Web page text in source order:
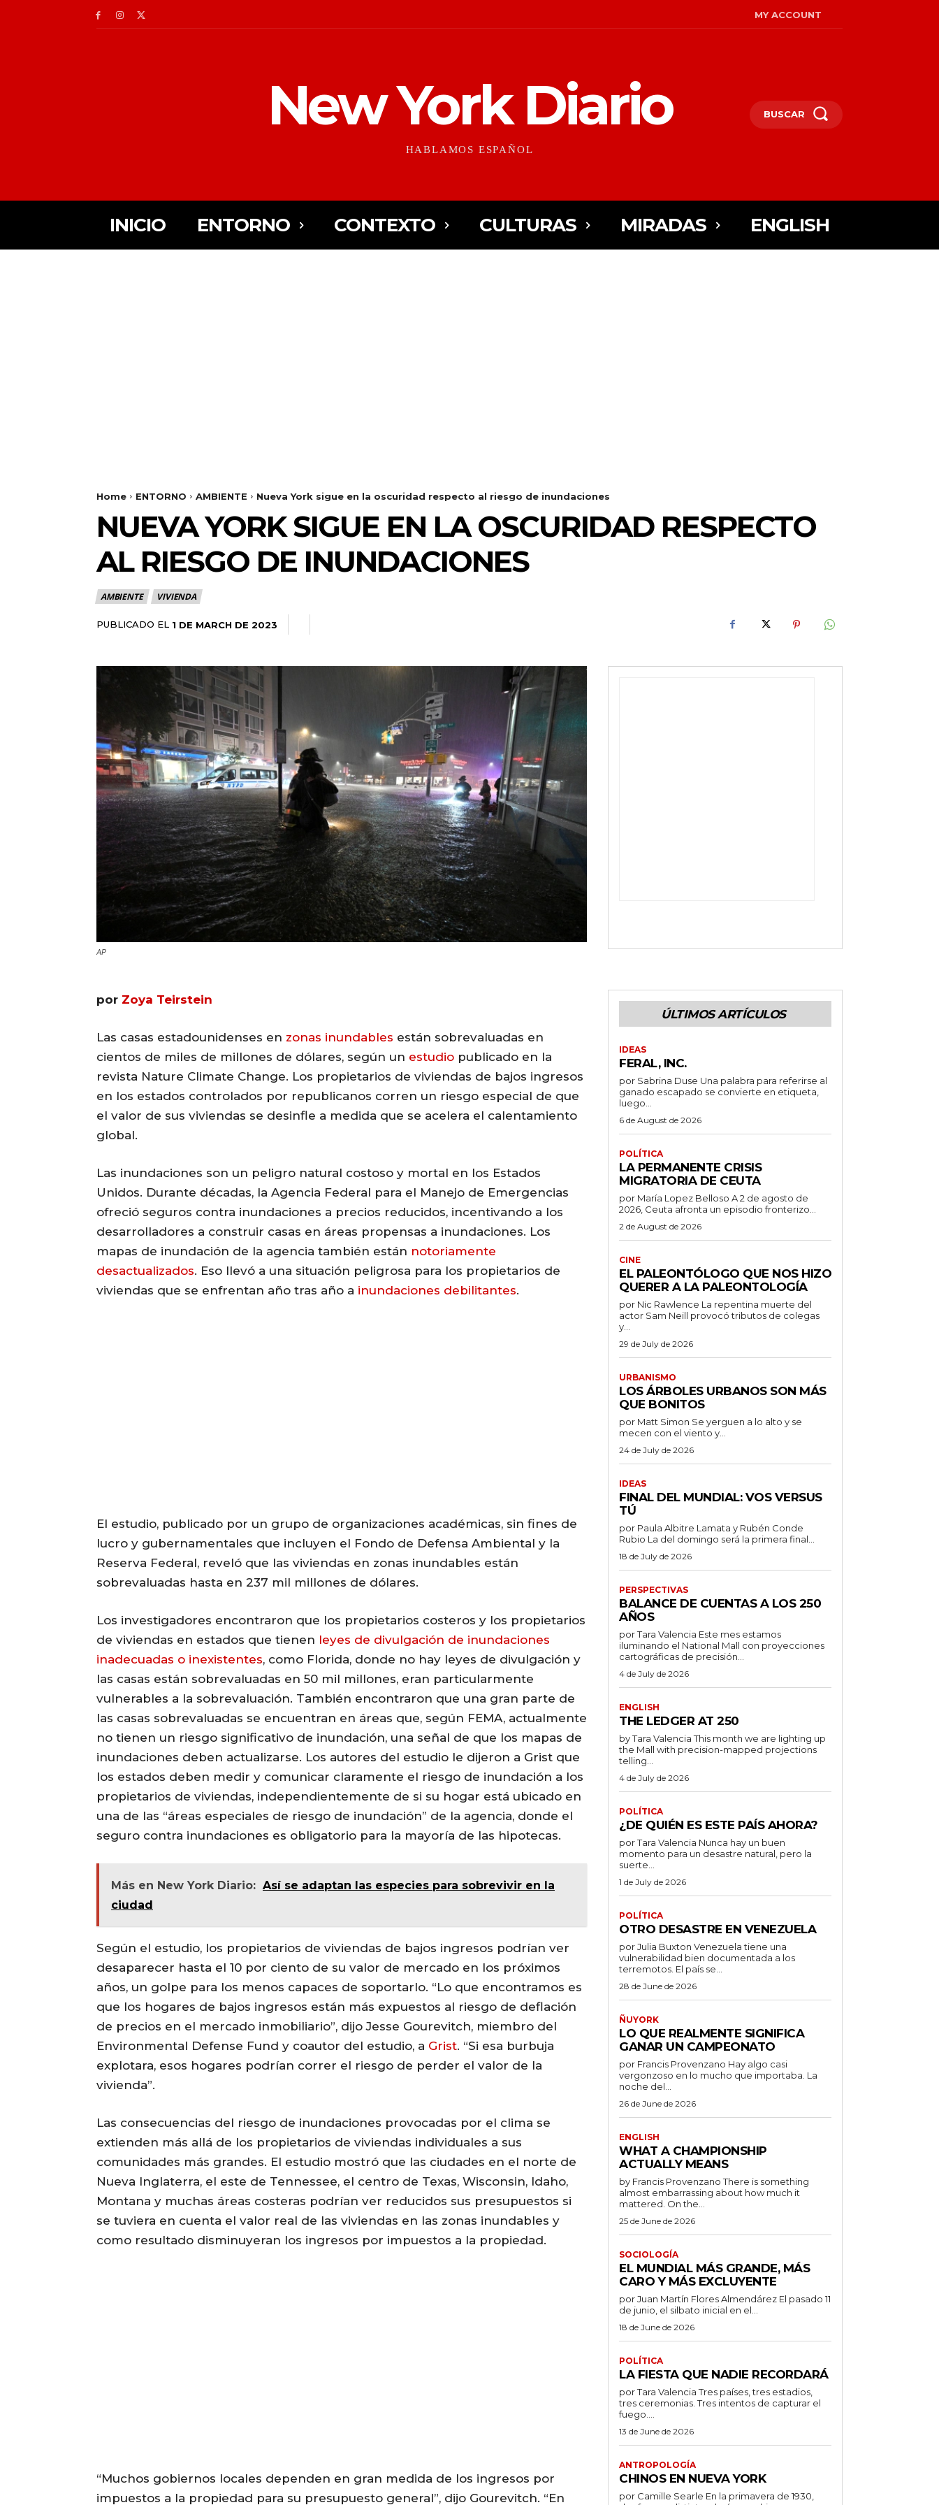
MY ACCOUNT
New York Diario
HABLAMOS ESPAÑOL
BUSCAR
INICIO ENTORNO CONTEXTO CULTURAS MIRADAS ENGLISH
Home ENTORNO AMBIENTE Nueva York sigue en la oscuridad respecto al riesgo de inundaciones
NUEVA YORK SIGUE EN LA OSCURIDAD RESPECTO
AL RIESGO DE INUNDACIONES
AMBIENTE VIVIENDA
PUBLICADO EL 1 DE MARCH DE 2023
AP
por Zoya Teirstein
Las casas estadounidenses en zonas inundables están sobrevaluadas en
cientos de miles de millones de dólares, según un estudio publicado en la
revista Nature Climate Change. Los propietarios de viviendas de bajos ingresos
en los estados controlados por republicanos corren un riesgo especial de que
el valor de sus viviendas se desinfle a medida que se acelera el calentamiento
global.
Las inundaciones son un peligro natural costoso y mortal en los Estados
Unidos. Durante décadas, la Agencia Federal para el Manejo de Emergencias
ofreció seguros contra inundaciones a precios reducidos, incentivando a los
desarrolladores a construir casas en áreas propensas a inundaciones. Los
mapas de inundación de la agencia también están notoriamente
desactualizados. Eso llevó a una situación peligrosa para los propietarios de
viviendas que se enfrentan año tras año a inundaciones debilitantes.
El estudio, publicado por un grupo de organizaciones académicas, sin fines de
lucro y gubernamentales que incluyen el Fondo de Defensa Ambiental y la
Reserva Federal, reveló que las viviendas en zonas inundables están
sobrevaluadas hasta en 237 mil millones de dólares.
Los investigadores encontraron que los propietarios costeros y los propietarios
de viviendas en estados que tienen leyes de divulgación de inundaciones
inadecuadas o inexistentes, como Florida, donde no hay leyes de divulgación y
las casas están sobrevaluadas en 50 mil millones, eran particularmente
vulnerables a la sobrevaluación. También encontraron que una gran parte de
las casas sobrevaluadas se encuentran en áreas que, según FEMA, actualmente
no tienen un riesgo significativo de inundación, una señal de que los mapas de
inundaciones deben actualizarse. Los autores del estudio le dijeron a Grist que
los estados deben medir y comunicar claramente el riesgo de inundación a los
propietarios de viviendas, independientemente de si su hogar está ubicado en
una de las “áreas especiales de riesgo de inundación” de la agencia, donde el
seguro contra inundaciones es obligatorio para la mayoría de las hipotecas.
Más en New York Diario: Así se adaptan las especies para sobrevivir en la
ciudad
Según el estudio, los propietarios de viviendas de bajos ingresos podrían ver
desaparecer hasta el 10 por ciento de su valor de mercado en los próximos
años, un golpe para los menos capaces de soportarlo. “Lo que encontramos es
que los hogares de bajos ingresos están más expuestos al riesgo de deflación
de precios en el mercado inmobiliario”, dijo Jesse Gourevitch, miembro del
Environmental Defense Fund y coautor del estudio, a Grist. “Si esa burbuja
explotara, esos hogares podrían correr el riesgo de perder el valor de la
vivienda”.
Las consecuencias del riesgo de inundaciones provocadas por el clima se
extienden más allá de los propietarios de viviendas individuales a sus
comunidades más grandes. El estudio mostró que las ciudades en el norte de
Nueva Inglaterra, el este de Tennessee, el centro de Texas, Wisconsin, Idaho,
Montana y muchas áreas costeras podrían ver reducidos sus presupuestos si
se tuviera en cuenta el valor real de las viviendas en las zonas inundables y
como resultado disminuyeran los ingresos por impuestos a la propiedad.
“Muchos gobiernos locales dependen en gran medida de los ingresos por
impuestos a la propiedad para su presupuesto general”, dijo Gourevitch. “En
ÚLTIMOS ARTÍCULOS
IDEAS
FERAL, INC.
por Sabrina Duse Una palabra para referirse al
ganado escapado se convierte en etiqueta,
luego...
6 de August de 2026
POLÍTICA
LA PERMANENTE CRISIS
MIGRATORIA DE CEUTA
por María Lopez Belloso A 2 de agosto de
2026, Ceuta afronta un episodio fronterizo...
2 de August de 2026
CINE
EL PALEONTÓLOGO QUE NOS HIZO
QUERER A LA PALEONTOLOGÍA
por Nic Rawlence La repentina muerte del
actor Sam Neill provocó tributos de colegas
y...
29 de July de 2026
URBANISMO
LOS ÁRBOLES URBANOS SON MÁS
QUE BONITOS
por Matt Simon Se yerguen a lo alto y se
mecen con el viento y...
24 de July de 2026
IDEAS
FINAL DEL MUNDIAL: VOS VERSUS
TÚ
por Paula Albitre Lamata y Rubén Conde
Rubio La del domingo será la primera final...
18 de July de 2026
PERSPECTIVAS
BALANCE DE CUENTAS A LOS 250
AÑOS
por Tara Valencia Este mes estamos
iluminando el National Mall con proyecciones
cartográficas de precisión...
4 de July de 2026
ENGLISH
THE LEDGER AT 250
by Tara Valencia This month we are lighting up
the Mall with precision-mapped projections
telling...
4 de July de 2026
POLÍTICA
¿DE QUIÉN ES ESTE PAÍS AHORA?
por Tara Valencia Nunca hay un buen
momento para un desastre natural, pero la
suerte...
1 de July de 2026
POLÍTICA
OTRO DESASTRE EN VENEZUELA
por Julia Buxton Venezuela tiene una
vulnerabilidad bien documentada a los
terremotos. El país se...
28 de June de 2026
ÑUYORK
LO QUE REALMENTE SIGNIFICA
GANAR UN CAMPEONATO
por Francis Provenzano Hay algo casi
vergonzoso en lo mucho que importaba. La
noche del...
26 de June de 2026
ENGLISH
WHAT A CHAMPIONSHIP
ACTUALLY MEANS
by Francis Provenzano There is something
almost embarrassing about how much it
mattered. On the...
25 de June de 2026
SOCIOLOGÍA
EL MUNDIAL MÁS GRANDE, MÁS
CARO Y MÁS EXCLUYENTE
por Juan Martín Flores Almendárez El pasado 11
de junio, el silbato inicial en el...
18 de June de 2026
POLÍTICA
LA FIESTA QUE NADIE RECORDARÁ
por Tara Valencia Tres países, tres estadios,
tres ceremonias. Tres intentos de capturar el
fuego....
13 de June de 2026
ANTROPOLOGÍA
CHINOS EN NUEVA YORK
por Camille Searle En la primavera de 1930,